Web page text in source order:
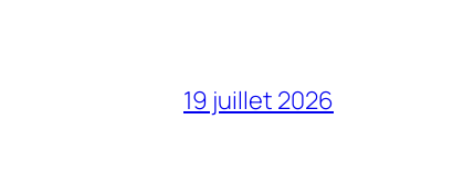
19 juillet 2026